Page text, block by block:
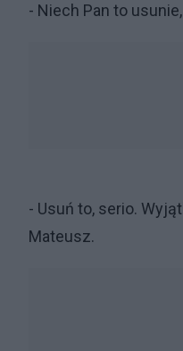
- Niech Pan to
- Usuń to, serio.
Mateusz.